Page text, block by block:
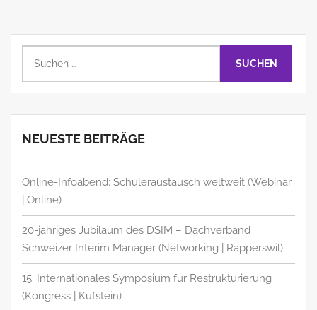
nach:
NEUESTE BEITRÄGE
Online-Infoabend: Schüleraustausch weltweit (Webinar
| Online)
20-jähriges Jubiläum des DSIM – Dachverband
Schweizer Interim Manager (Networking | Rapperswil)
15. Internationales Symposium für Restrukturierung
(Kongress | Kufstein)